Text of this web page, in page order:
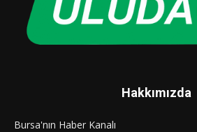
Hakkımızda
Bursa'nın Haber Kanalı